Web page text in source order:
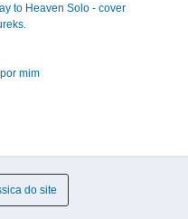
to Heaven Solo - cover
mim
do site